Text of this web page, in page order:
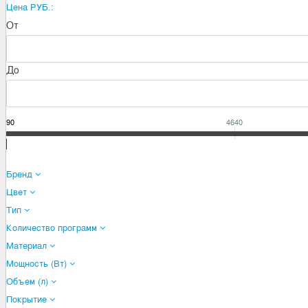
Цена РУБ.:
От
До
4640
Бренд
Цвет
Тип
Количество программ
Материал
Мощность (Вт)
Объем (л)
Покрытие